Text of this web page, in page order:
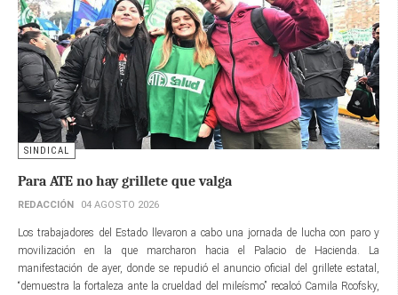
SINDICAL
Para ATE no hay grillete que valga
REDACCIÓN 04 AGOSTO 2026
Los trabajadores del Estado llevaron a cabo una jornada de lucha con paro y
movilización en la que marcharon hacia el Palacio de Hacienda. La
manifestación de ayer, donde se repudió el anuncio oficial del grillete estatal,
“demuestra la fortaleza ante la crueldad del mileísmo” recalcó Camila Rcofsky,